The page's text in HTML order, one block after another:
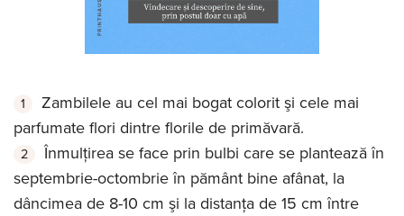
Zambilele au cel mai bogat colorit şi cele mai
parfumate flori dintre florile de primăvară.
Înmulţirea se face prin bulbi care se plantează în
septembrie-octombrie în pământ bine afânat, la
dâncimea de 8-10 cm şi la distanţa de 15 cm între